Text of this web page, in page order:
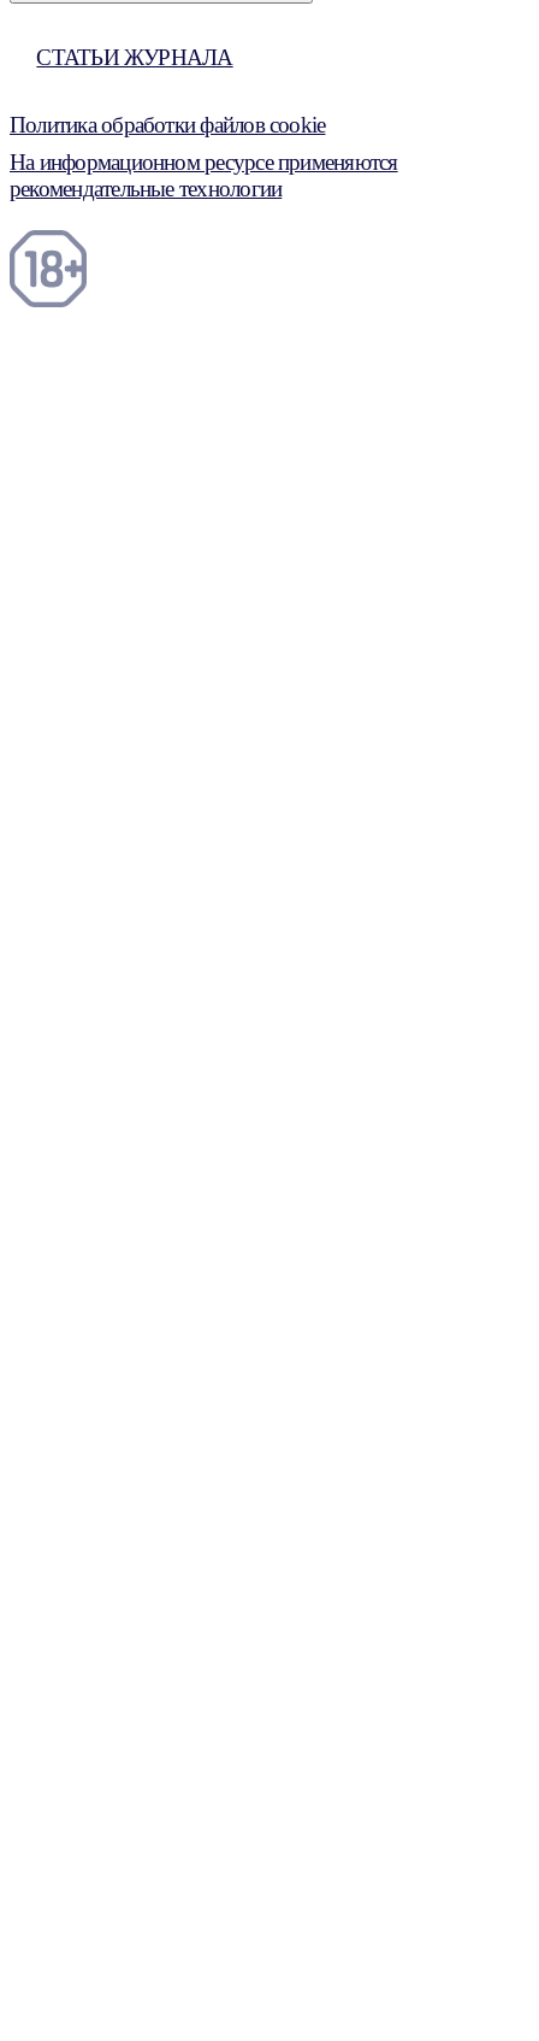
СТАТЬИ ЖУРНАЛА
Политика обработки файлов cookie
На информационном ресурсе применяются
рекомендательные технологии